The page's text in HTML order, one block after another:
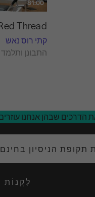
81:00
Thread™
קתי רוס נאש
התבונן ותלמד
הדרכים שבהן אנחנו
תקופת הניסיון
לִקְנוֹת